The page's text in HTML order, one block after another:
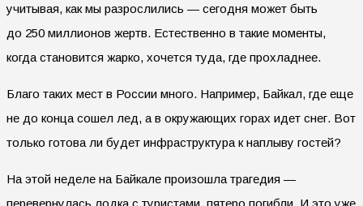
учитывая, как мы разрослились — сегодня может быть
до 250 миллионов жертв. Естественно в такие моменты,
когда становится жарко, хочется туда, где прохладнее.
Благо таких мест в России много. Например, Байкал, где еще
не до конца сошел лед, а в окружающих горах идет снег. Вот
только готова ли будет инфраструктура к наплыву гостей?
На этой неделе на Байкале произошла трагедия —
перевернулась лодка с туристами, пятеро погибли. И это уже